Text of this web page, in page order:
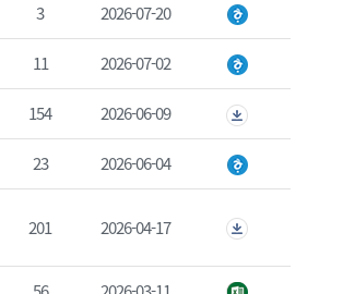
3 2026-07-20
11 2026-07-02
154 2026-06-09
23 2026-06-04
201 2026-04-17